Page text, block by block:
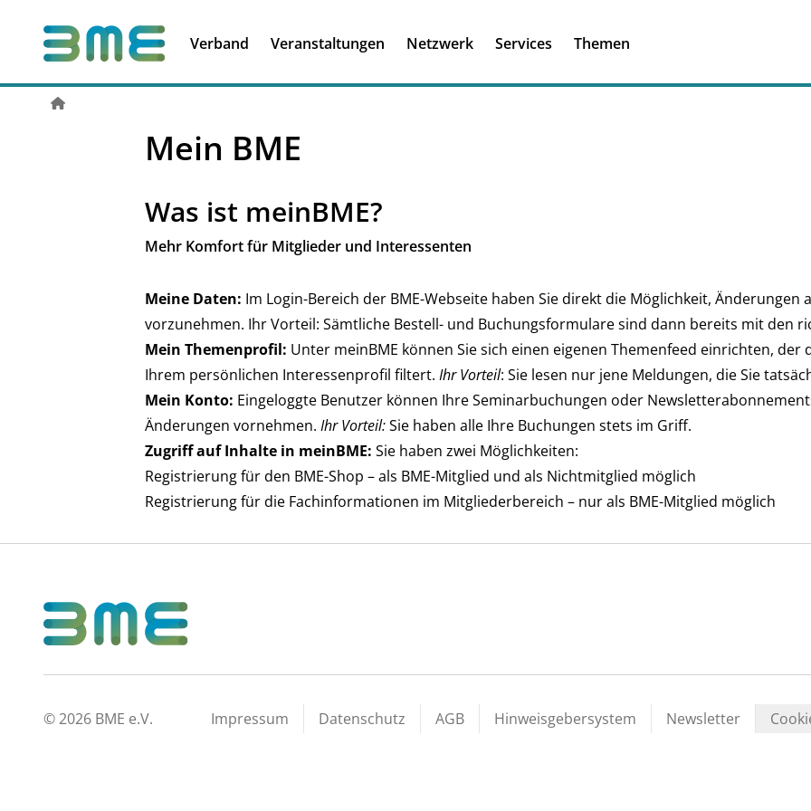
Verband Veranstaltungen
Führungskompetenzen
Netzwerk
Services Themen
Ich habe einen
Mein BME
Was ist meinBME?
Mehr Komfort für Mitglieder und Interessenten
Meine Daten: Im Login-Bereich der BME-Webseite haben Sie direkt die Möglichkeit, Änderungen
vorzunehmen. Ihr Vorteil: Sämtliche Bestell- und Buchungsformulare sind dann bereits mit den
Mein Themenprofil: Unter meinBME können Sie sich einen eigenen Themenfeed einrichten, der
Ihrem persönlichen Interessenprofil filtert. Ihr Vorteil: Sie lesen nur jene Meldungen, die Sie
Mein Konto: Eingeloggte Benutzer können Ihre Seminarbuchungen oder
Änderungen vornehmen. Ihr Vorteil:Sie haben alle Ihre Buchungen stets im Griff.
Zugriff auf Inhalte in meinBME: Sie haben zwei Möglichkeiten:
Registrierung für den BME-Shop – als BME-Mitglied und als Nichtmitglied möglich
Registrierung für die Fachinformationen im Mitgliederbereich – nur als BME-Mitglied möglich
Impressum Datenschutz AGB Hinweisgebersystem Newsletter
©2026 BME e.V.